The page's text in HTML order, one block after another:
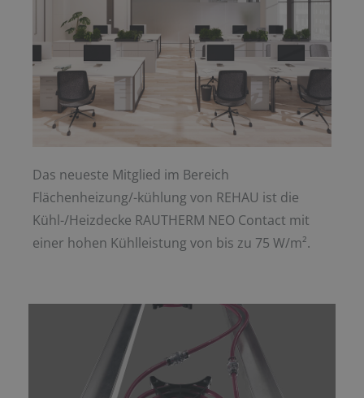
Das neueste Mitglied im Bereich
Flächenheizung/-kühlung von REHAU ist die
Kühl-/Heizdecke RAUTHERM NEO Contact mit
einer hohen Kühlleistung von bis zu 75 W/m².